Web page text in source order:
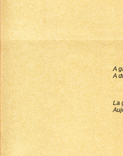
A
A
La